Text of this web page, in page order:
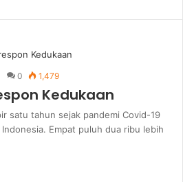
0 1,479
Kedukaan
satu tahun sejak pandemi Covid-19
Empat puluh dua ribu lebih